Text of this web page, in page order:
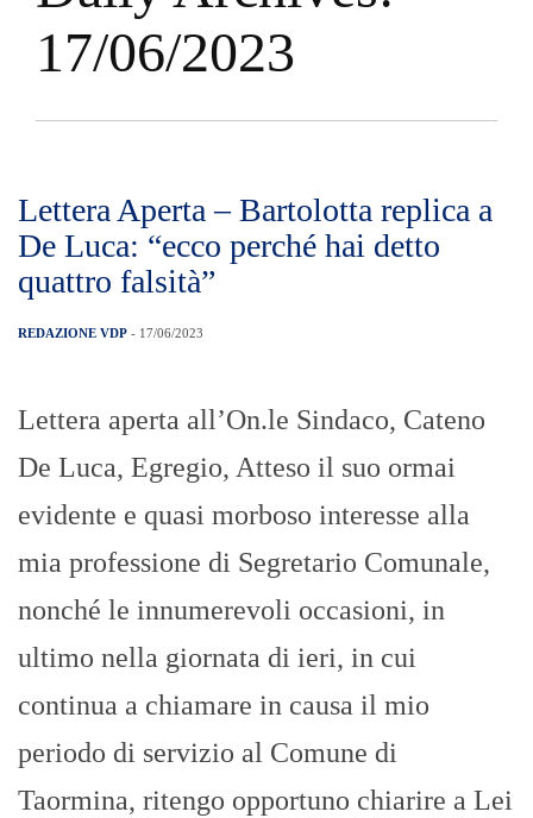
17/06/2023
Lettera Aperta – Bartolotta replica a
De Luca: “ecco perché hai detto
quattro falsità”
REDAZIONE VDP - 17/06/2023
Lettera aperta all’On.le Sindaco, Cateno
De Luca, Egregio, Atteso il suo ormai
evidente e quasi morboso interesse alla
mia professione di Segretario Comunale,
nonché le innumerevoli occasioni, in
ultimo nella giornata di ieri, in cui
continua a chiamare in causa il mio
periodo di servizio al Comune di
Taormina, ritengo opportuno chiarire a Lei